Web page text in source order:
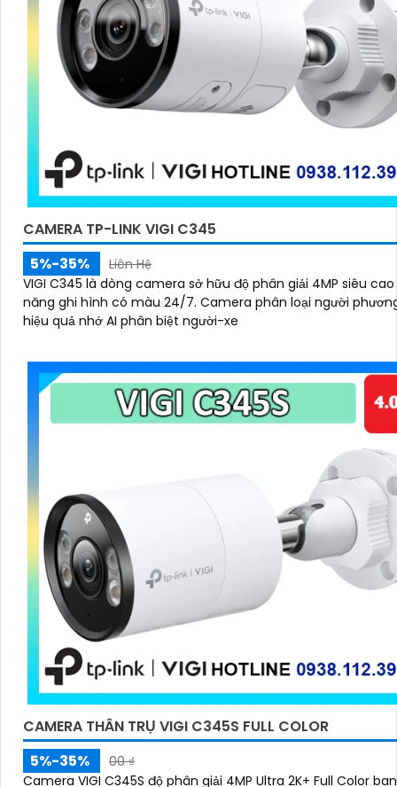
CAMERA TP-LINK VIGI C345
5%-35%
Liên Hệ
VIGI C345 là dòng camera sở hữu độ phân giải 4MP siêu
năng ghi hình có màu 24/7. Camera phân loại người phương tiện
hiệu quả nhớ AI phân biệt người-xe
CAMERA THÂN TRỤ VIGI C345S FULL COLOR
5%-35%
00 ₫
Camera VIGI C345S độ phân giải 4MP Ultra 2K+ Full Color